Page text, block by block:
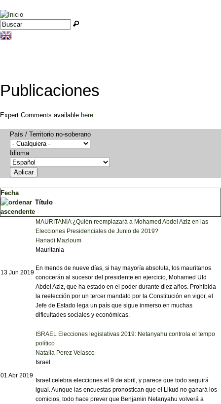
Jump to navigation
Formulario de búsqueda
Buscar
Publicaciones
Expert Comments available here
País / Territorio no-soberano
Idioma
Fecha
Título
13 Jun 2019
MAURITANIA ¿Quién reemplazará a Mohamed Abdel Aziz en las
Elecciones Presidenciales de Junio de 2019?
Hanadi Mazloum
Mauritania
En menos de nueve días, si hay mayoría absoluta, los mauritanos
conocerán al sucesor del presidente en ejercicio, Mohamed Uld
Abdel Aziz, que ha estado en el poder durante diez años. Prohibida
la reelección por un tercer mandato por la Constitución en vigor, el
Jefe de Estado lega un país que sigue inmerso en muchas
dificultades sociales y económicas.
01 Abr 2019
ISRAEL Elecciones legislativas 2019: Netanyahu controla el tempo
político
Natalia Perez Velasco
Israel
Israel celebra elecciones el 9 de abril, y parece que todo seguirá
igual. Aunque las encuestas pronostican que el Likud no ganará los
comicios, todo hace prever que Benjamin Netanyahu volverá a